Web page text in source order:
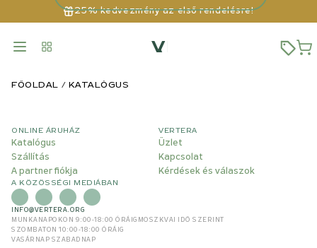
25% kedvezmény az első rendelésre!
FŐOLDAL KATALÓGUS
ONLINE ÁRUHÁZ
Katalógus
Szállítás
A partner fiókja
VERTERA
Üzlet
Kapcsolat
Kérdések és válaszok
A KÖZÖSSÉGI MEDIÁBAN
INFO@VERTERA.ORG
MUNKANAPOKON 9:00-18:00 ÓRÁIG MOSZKVAI IDŐ SZERINT
SZOMBATON 10:00-18:00 ÓRÁIG
VASÁRNAP SZABADNAP